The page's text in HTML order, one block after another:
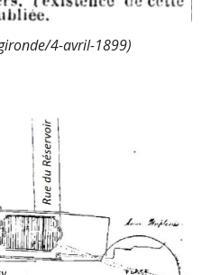
4-avril-1899)